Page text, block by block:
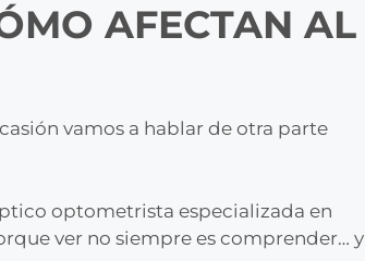
AFECTAN AL
vamos a hablar de otra parte
optometrista especializada en
ver no siempre es comprender… y